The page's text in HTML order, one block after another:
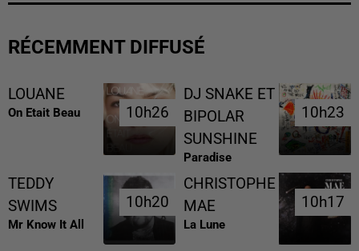
RÉCEMMENT DIFFUSÉ
LOUANE
On Etait Beau 10h26
10h26
DJ SNAKE ET
BIPOLAR
SUNSHINE
Paradise
10h23
10h23
TEDDY
SWIMS
Mr Know It All
10h20
10h20
CHRISTOPHE
MAE
La Lune
10h17
10h17